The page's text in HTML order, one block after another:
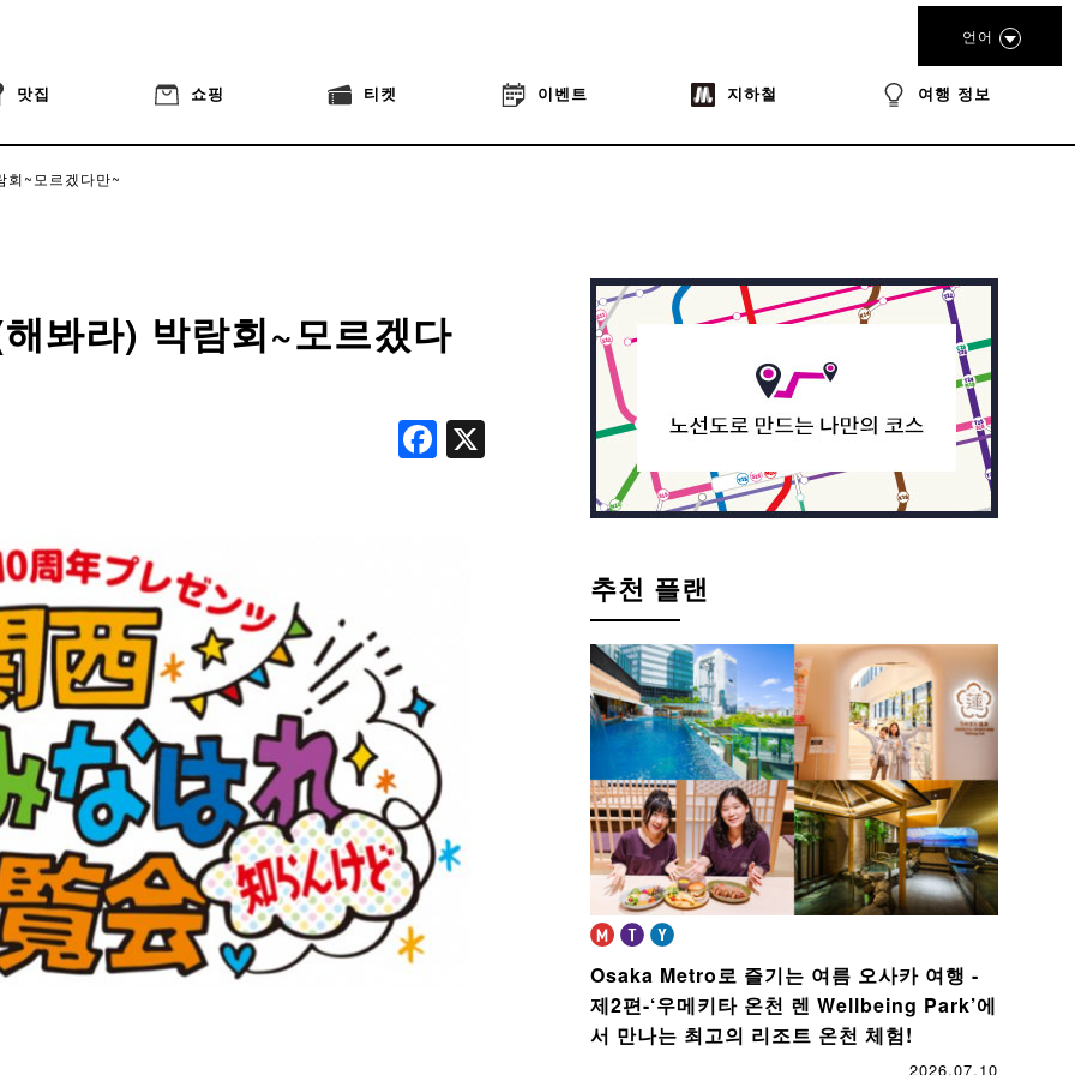
맛집 쇼핑 티켓 이벤트 지하철 여행 정보
언어
회~모르겠다만~
봐라) 박람회~모르겠다
Facebook
추천 플랜
Osaka Metro로 즐기는 여름 오사카 여행 -
제2편-‘우메키타 온천 렌 Wellbeing Park’에
서 만나는 최고의 리조트 온천 체험!
2026.07.10